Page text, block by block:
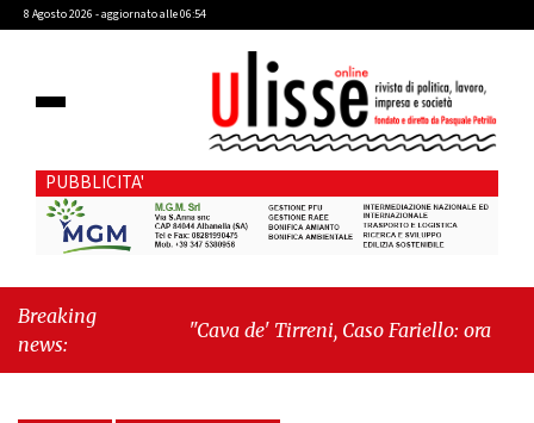
8 Agosto 2026 - aggiornato alle 06:54
PUBBLICITA'
Breaking
news:
"Cava de' Tirreni, Caso Fariello: ora torniamo